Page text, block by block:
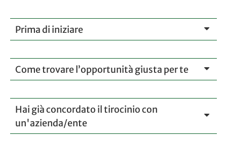
Prima di iniziare
Come trovare l’opportunità giusta per te
Hai già concordato il tirocinio con
un'azienda/ente